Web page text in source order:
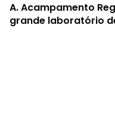
A.Acampamento
grande laboratório